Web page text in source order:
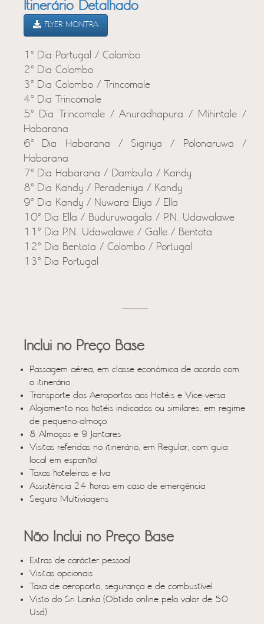
Itinerário Detalhado
FLYER MONTRA
1º Dia Portugal / Colombo
2º Dia Colombo
3º Dia Colombo / Trincomale
4º Dia Trincomale
5º Dia Trincomale / Anuradhapura / Mihintale /
Habarana
6º Dia Habarana / Sigiriya / Polonaruwa /
Habarana
7º Dia Habarana / Dambulla / Kandy
8º Dia Kandy / Peradeniya / Kandy
9º Dia Kandy / Nuwara Eliya / Ella
10º Dia Ella / Buduruwagala / P.N. Udawalawe
11º Dia P.N. Udawalawe / Galle / Bentota
12º Dia Bentota / Colombo / Portugal
13º Dia Portugal
Inclui no Preço Base
Passagem aérea, em classe económica de acordo com
o itinerário
Transporte dos Aeroportos aos Hotéis e Vice-versa
Alojamento nos hotéis indicados ou similares, em regime
de pequeno-almoço
8 Almoços e 9 Jantares
Visitas referidas no itinerário, em Regular, com guia
local em espanhol
Taxas hoteleiras e Iva
Assistência 24 horas em caso de emergência
Seguro Multiviagens
Não Inclui no Preço Base
Extras de carácter pessoal
Visitas opcionais
Taxa de aeroporto, segurança e de combustível
Visto do Sri Lanka (Obtido online pelo valor de 50
Usd)